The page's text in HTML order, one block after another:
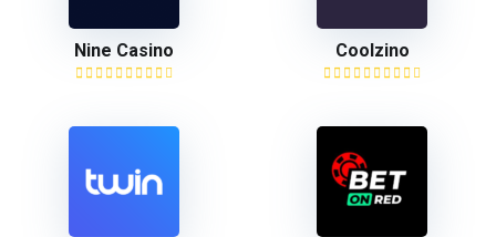
Nine Casino Coolzino